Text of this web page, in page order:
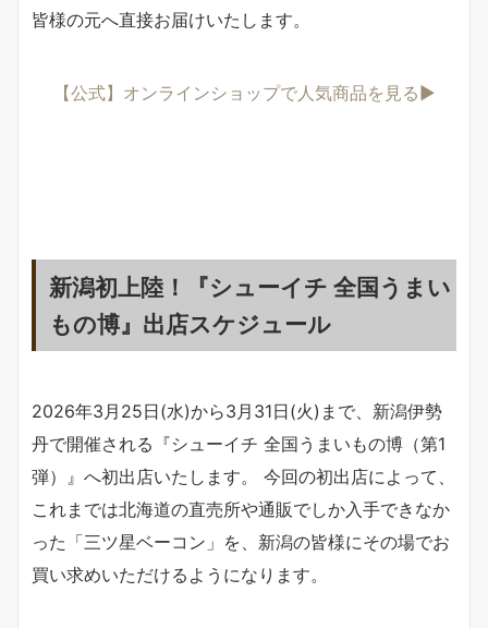
皆様の元へ直接お届けいたします。
【公式】オンラインショップで人気商品を見る▶︎
新潟初上陸！『シューイチ 全国うまい
もの博』出店スケジュール
2026年3月25日(水)から3月31日(火)まで、新潟伊勢
丹で開催される『シューイチ 全国うまいもの博（第1
弾）』へ初出店いたします。 今回の初出店によって、
これまでは北海道の直売所や通販でしか入手できなか
った「三ツ星ベーコン」を、新潟の皆様にその場でお
買い求めいただけるようになります。